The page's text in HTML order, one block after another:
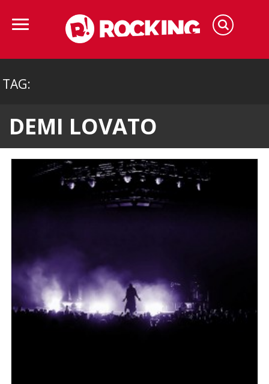
TAG:
DEMI LOVATO